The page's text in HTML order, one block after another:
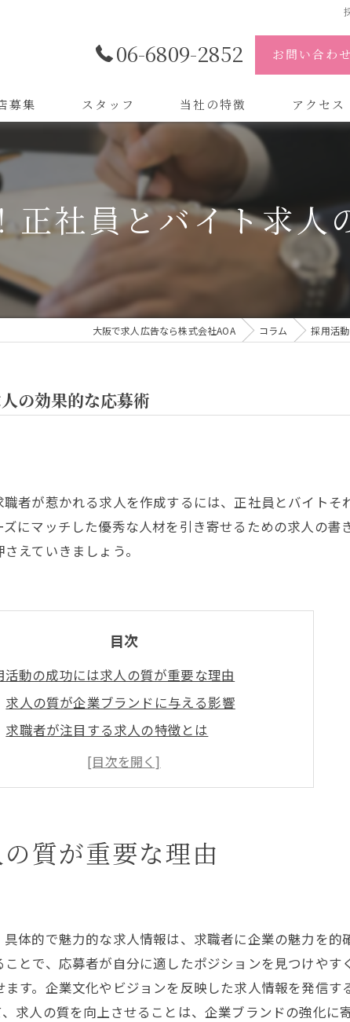
06-6809-2852 お問い合わ
募集 スタッフ 当社の特徴
代理店
バイトル
アクセス
株式会社
株式会社
正社員とバイト求人
大阪で求人広告なら株式会社AOA コラム 採用活
の効果的な応募術
者が惹かれる求人を作成するには、正社員とバイト
にマッチした優秀な人材を引き寄せるための求人の書
えていきましょう。
目次
活動の成功には求人の質が重要な理由
求人の質が企業ブランドに与える影響
求職者が注目する求人の特徴とは
質の高い求人がもたらす応募者の質向上
企業文化を反映した求人の作成方法
応募者に選ばれる求人の秘訣
員とバイト求人の違いを理解する
それぞれの求人が狙うターゲット層
正社員とバイトの求人でのアピールポイント
企業のニーズに応じた求人のカスタマイズ
質が重要な理由
体的で魅力的な求人情報は、求職者に企業の魅力を的
とで、応募者が自分に適したポジションを見つけやす
す。企業文化やビジョンを反映した求人情報を発信す
求人の質を向上させることは、企業ブランドの強化に寄